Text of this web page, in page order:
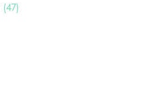
47